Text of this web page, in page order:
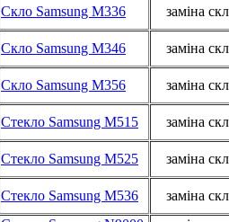
Скло Samsung M336 заміна
Скло Samsung M346 заміна
Скло Samsung M356 заміна
Стекло Samsung M515 заміна
Стекло Samsung M525 заміна
Стекло Samsung M536
заміна